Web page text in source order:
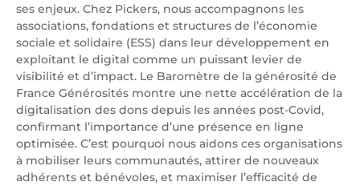
ses enjeux. Chez Pickers, nous accompagnons les
associations, fondations et structures de l’économie
sociale et solidaire (ESS) dans leur développement en
exploitant le digital comme un puissant levier de
visibilité et d’impact. Le Baromètre de la générosité de
France Générosités montre une nette accélération de la
digitalisation des dons depuis les années post-Covid,
confirmant l’importance d’une présence en ligne
optimisée. C’est pourquoi nous aidons ces organisations
à mobiliser leurs communautés, attirer de nouveaux
adhérents et bénévoles, et maximiser l’efficacité de